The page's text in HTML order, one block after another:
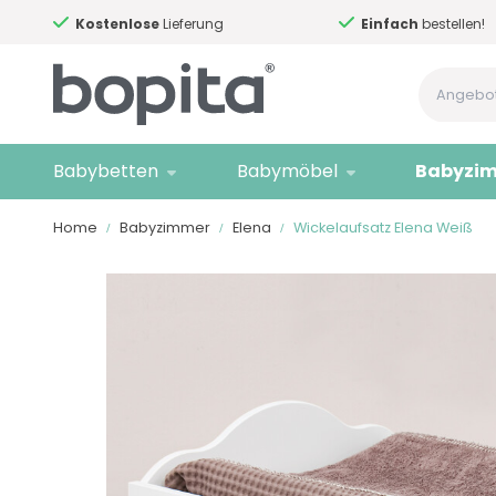
KostenloseLieferung Einfach bestellen!
Babybetten Babymöbel
Home Babyzimmer Elena Wickelaufsatz Elena Weiß